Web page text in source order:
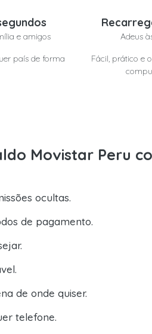
e amigos
país de forma
Adeus
Fácil, prático e
Movistar Peru
ocultas.
de pagamento.
de onde quiser.
telefone.